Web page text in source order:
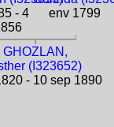
- 4
env 1799
GHOZLAN,
(I323652)
- 10 sep 1890